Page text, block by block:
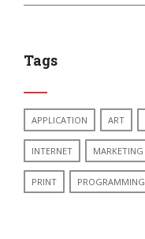
Tags
APPLICATION ART
INTERNET MARKETING
PRINT PROGRAMMING